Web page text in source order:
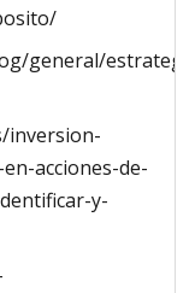
general/
inversion-
acciones-de-
y-